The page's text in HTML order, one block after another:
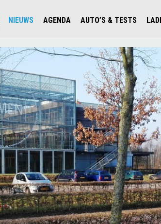
NIEUWS
CIJFERS EN STATISTIEKEN EV'S IN NEDERLAND
AANMELDEN NIEUWSBRIEF
AGENDA
AUTO’S & TESTS
AUTOTESTS
JOUW VOLGENDE